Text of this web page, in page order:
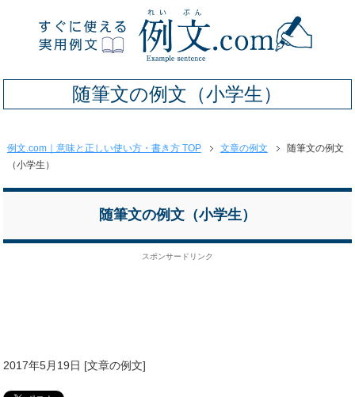
随筆文の例文（小学生）
例文.com｜意味と正しい使い方・書き方 TOP 文章の例文
随筆文の例文
（小学生）
随筆文の例文（小学生）
スポンサードリンク
2017年5月19日 [文章の例文]